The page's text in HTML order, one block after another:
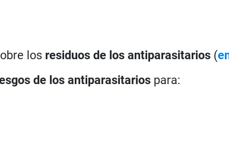
los residuos de los antiparasitarios (
de los antiparasitarios para: